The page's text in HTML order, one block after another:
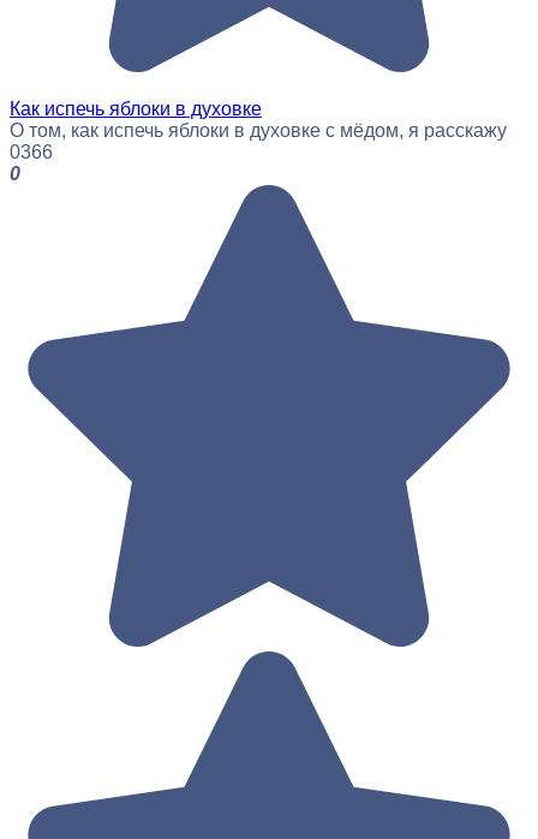
Как испечь яблоки в духовке
О том, как испечь яблоки в духовке с мёдом, я расскажу
0366
0